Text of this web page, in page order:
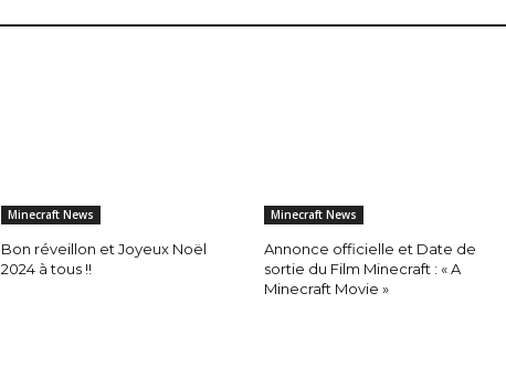
Minecraft News
Bon réveillon et Joyeux Noël
2024 à tous !!
Minecraft News
Annonce officielle et Date de
sortie du Film Minecraft : « A
Minecraft Movie »